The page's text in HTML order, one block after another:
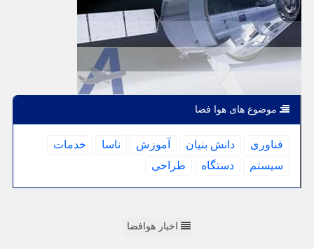
موضوع های هوا فضا
فناوری دانش بنیان آموزش ناسا
خدمات
سیستم
دستگاه طراحی
اخبار هوافضا